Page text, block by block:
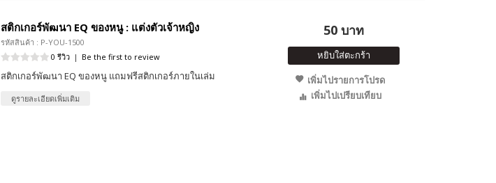
สติกเกอร์พัฒนา EQ ของหนู : แต่งตัวเจ้าหญิง
รหัสสินค้า : P-YOU-1500
0 รีวิว | Be the first to review
สติกเกอร์พัฒนา EQ ของหนู แถมฟรีสติกเกอร์ภายในเล่ม
ดูรายละเอียดเพิ่มเติม
50 บาท
หยิบใส่ตะกร้า
เพิ่มไปรายการโปรด
เพิ่มไปเปรียบเทียบ